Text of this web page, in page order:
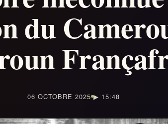
du
06 OCTOBRE 2025 ▶ 15:48